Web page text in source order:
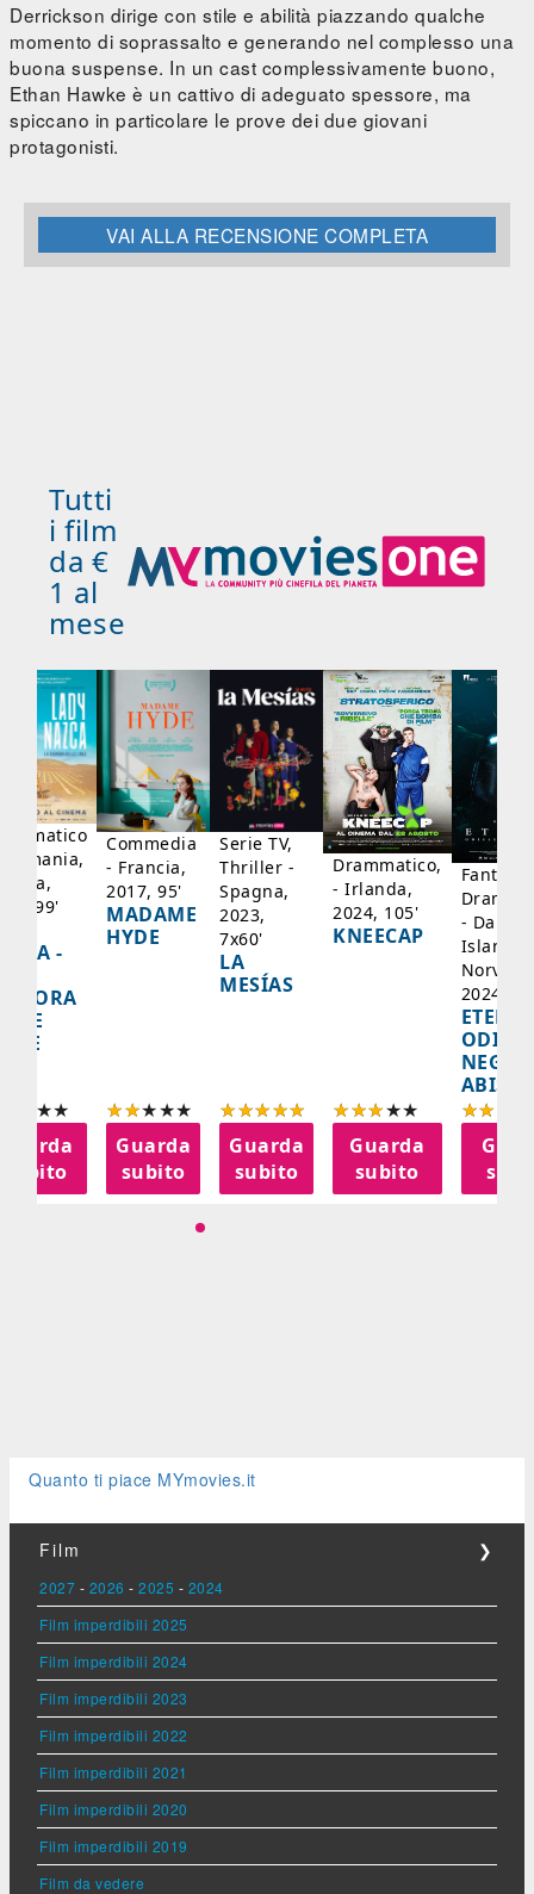
Derrickson dirige con stile e abilità piazzando qualche
momento di soprassalto e generando nel complesso una
buona suspense. In un cast complessivamente buono,
Ethan Hawke è un cattivo di adeguato spessore, ma
spiccano in particolare le prove dei due giovani
protagonisti.
VAI ALLA RECENSIONE COMPLETA
Tutti
i film
da €
1 al
mese
99'
-
subito
Commedia
- Francia,
2017, 95'
MADAME
HYDE
Guarda
subito
Serie TV,
Thriller -
Spagna,
2023,
7x60'
LA
MESÍAS
Guarda
subito
Drammatico,
- Irlanda,
2024, 105'
KNEECAP
Guarda
subito
-
Islanda,
2024,
NEGLI
ABISSI
Quanto ti piace MYmovies.it
Film ❯
2027 - 2026 - 2025 - 2024
Film imperdibili 2025
Film imperdibili 2024
Film imperdibili 2023
Film imperdibili 2022
Film imperdibili 2021
Film imperdibili 2020
Film imperdibili 2019
Film da vedere